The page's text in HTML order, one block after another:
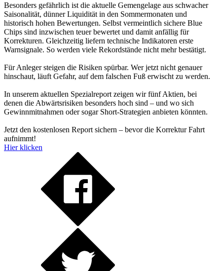
Besonders gefährlich ist die aktuelle Gemengelage aus schwacher
Saisonalität, dünner Liquidität in den Sommermonaten und
historisch hohen Bewertungen. Selbst vermeintlich sichere Blue
Chips sind inzwischen teuer bewertet und damit anfällig für
Korrekturen. Gleichzeitig liefern technische Indikatoren erste
Warnsignale. So werden viele Rekordstände nicht mehr bestätigt.
Für Anleger steigen die Risiken spürbar. Wer jetzt nicht genauer
hinschaut, läuft Gefahr, auf dem falschen Fuß erwischt zu werden.
In unserem aktuellen Spezialreport zeigen wir fünf Aktien, bei
denen die Abwärtsrisiken besonders hoch sind – und wo sich
Gewinnmitnahmen oder sogar Short-Strategien anbieten könnten.
Jetzt den kostenlosen Report sichern – bevor die Korrektur Fahrt
aufnimmt!
Hier klicken